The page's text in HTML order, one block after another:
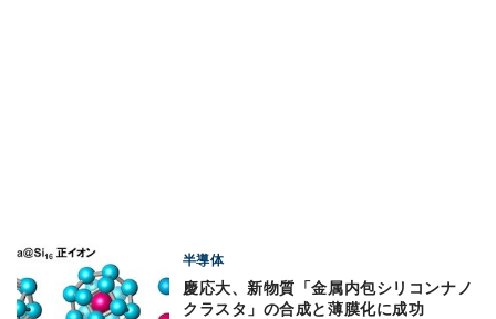
半導体
慶応大、新物質「金属内包シリコンナノ
クラスタ」の合成と薄膜化に成功